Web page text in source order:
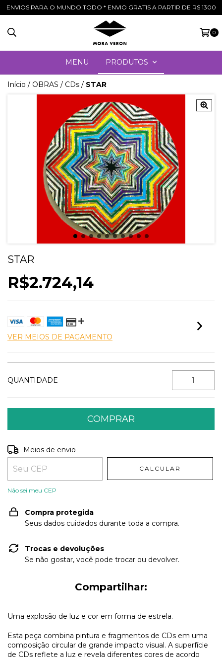
ENVIOS PARA O MUNDO TODO * ENVIO GRATIS A PARTIR DE R$ 1300
0
MENU PRODUTOS
Início / OBRAS / CDs / STAR
STAR
R$2.724,14
VER MEIOS DE PAGAMENTO
QUANTIDADE
Entregas para o CEP:
Meios de envio
CALCULAR
Não sei meu CEP
Compra protegida
Seus dados cuidados durante toda a compra.
Trocas e devoluções
Se não gostar, você pode trocar ou devolver.
Compartilhar:
Uma explosão de luz e cor em forma de estrela.
Esta peça combina pintura e fragmentos de CDs em uma
composição circular de grande impacto visual. A superfície
de CDs reflete a luz e revela diferentes cores de acordo